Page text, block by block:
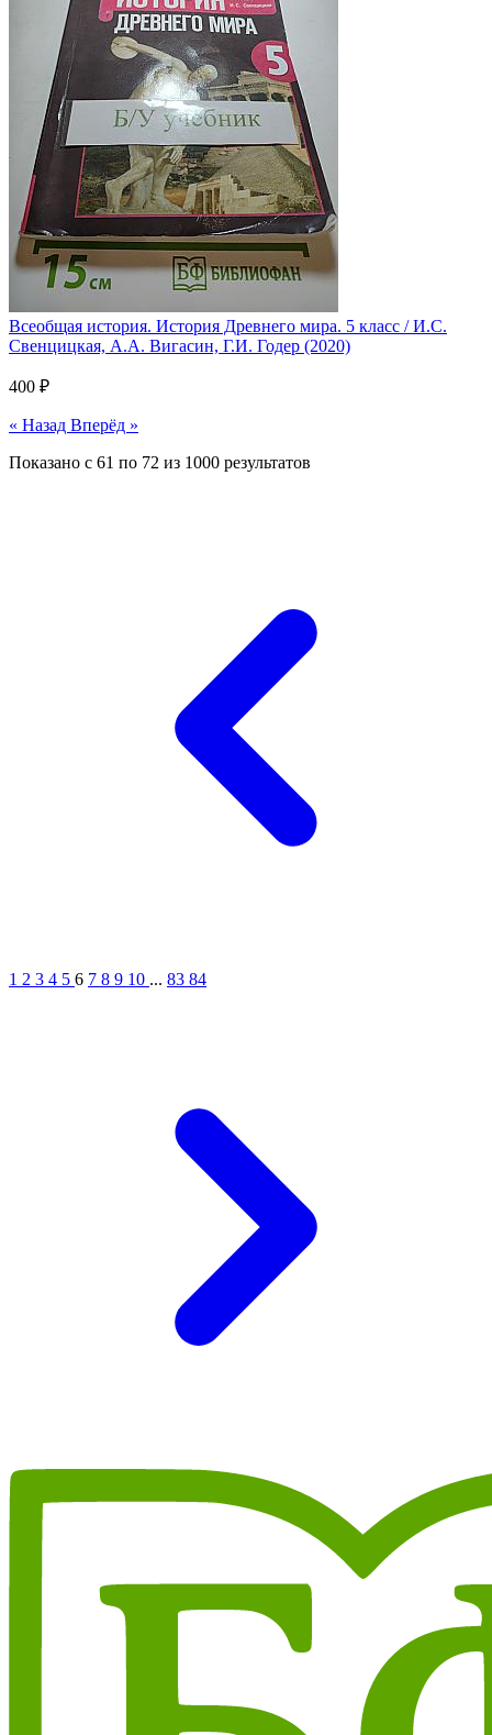
Всеобщая история. История Древнего мира. 5 класс / И.С.
Свенцицкая, А.А. Вигасин, Г.И. Годер (2020)
400 ₽
« Назад Вперёд »
Показано с 61 по 72 из 1000 результатов
1 2 3 4 5 6 7 8 9 10 ... 83 84